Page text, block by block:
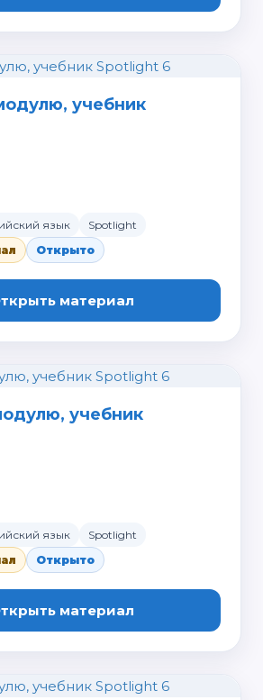
учебник
язык
Spotlight
Открыто
материал
учебник
язык
Spotlight
Открыто
материал